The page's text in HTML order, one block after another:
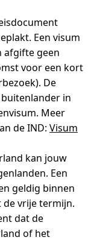
Een visum
afgifte geen
voor een kort
De
in
Meer
de IND: Visum
kan jouw
Een
geldig binnen
de vrije termijn.
dat de
of het